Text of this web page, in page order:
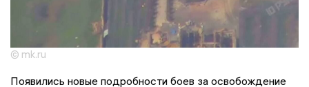
© mk.ru
Появились новые подробности боев за освобождение